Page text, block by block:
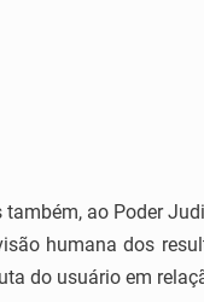
ao Poder
humana dos
do usuário em